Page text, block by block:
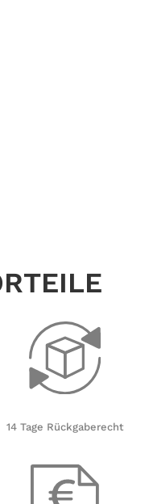
14 Tage Rückgaberecht